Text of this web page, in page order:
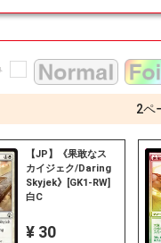
2ペ
【JP】《果敢なス
カイジェク/Daring
Skyjek》[GK1-RW]
白C
¥ 30